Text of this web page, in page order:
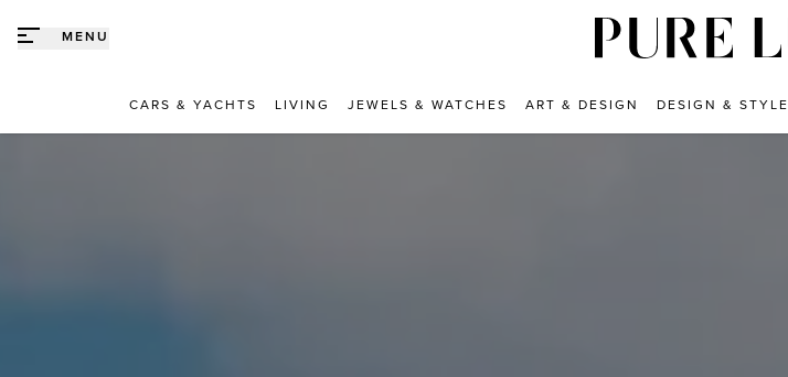
MENU
CARS & YACHTS LIVING JEWELS & WATCHES ART & DESIGN DESIGN & STYLE